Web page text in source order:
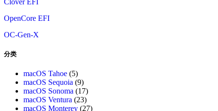
Clover EFI
OpenCore EFI
OC-Gen-X
分类
macOS Tahoe (5)
macOS Sequoia (9)
macOS Sonoma (17)
macOS Ventura (23)
macOS Monterey (27)